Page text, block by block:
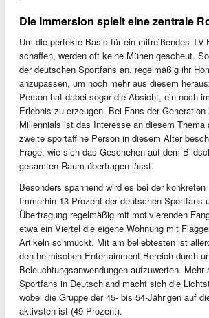
Die Immersion spielt eine zentrale
Um die perfekte Basis für ein mitreißendes
schaffen, werden oft keine Mühen gescheut.
der deutschen Sportfans an, regelmäßig ihr
anzupassen, um noch mehr aus diesem
Person hat dabei sogar die Absicht, ein noch
Erlebnis zu erzeugen. Bei Fans der Generation
Millennials ist das Interesse an diesem Thema
zweite sportaffine Person in diesem Alter
Frage, wie sich das Geschehen auf dem
gesamten Raum übertragen lässt.
Besonders spannend wird es bei der konkreten
Immerhin 13 Prozent der deutschen Sportfans
Übertragung regelmäßig mit motivierenden
etwa ein Viertel die eigene Wohnung mit
Artikeln schmückt. Mit am beliebtesten ist
den heimischen Entertainment-Bereich durch
Beleuchtungsanwendungen aufzuwerten. Mehr
Sportfans in Deutschland macht sich die
wobei die Gruppe der 45- bis 54-Jährigen auf
aktivsten ist (49 Prozent).